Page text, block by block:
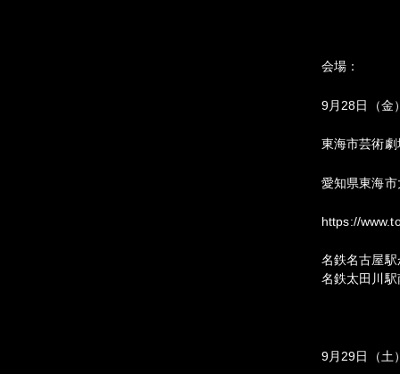
会場：
9月28日（
東海市芸術
愛知県東海
https://
名鉄名古屋
名鉄太田川駅
9月29日（